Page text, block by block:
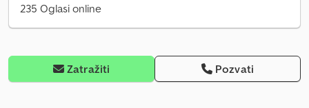
235 Oglasi online
Zatražiti Pozvati